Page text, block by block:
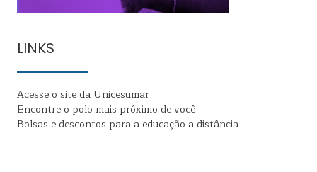
LINKS
Acesse o site da Unicesumar
Encontre o polo mais próximo de você
Bolsas e descontos para a educação a distância